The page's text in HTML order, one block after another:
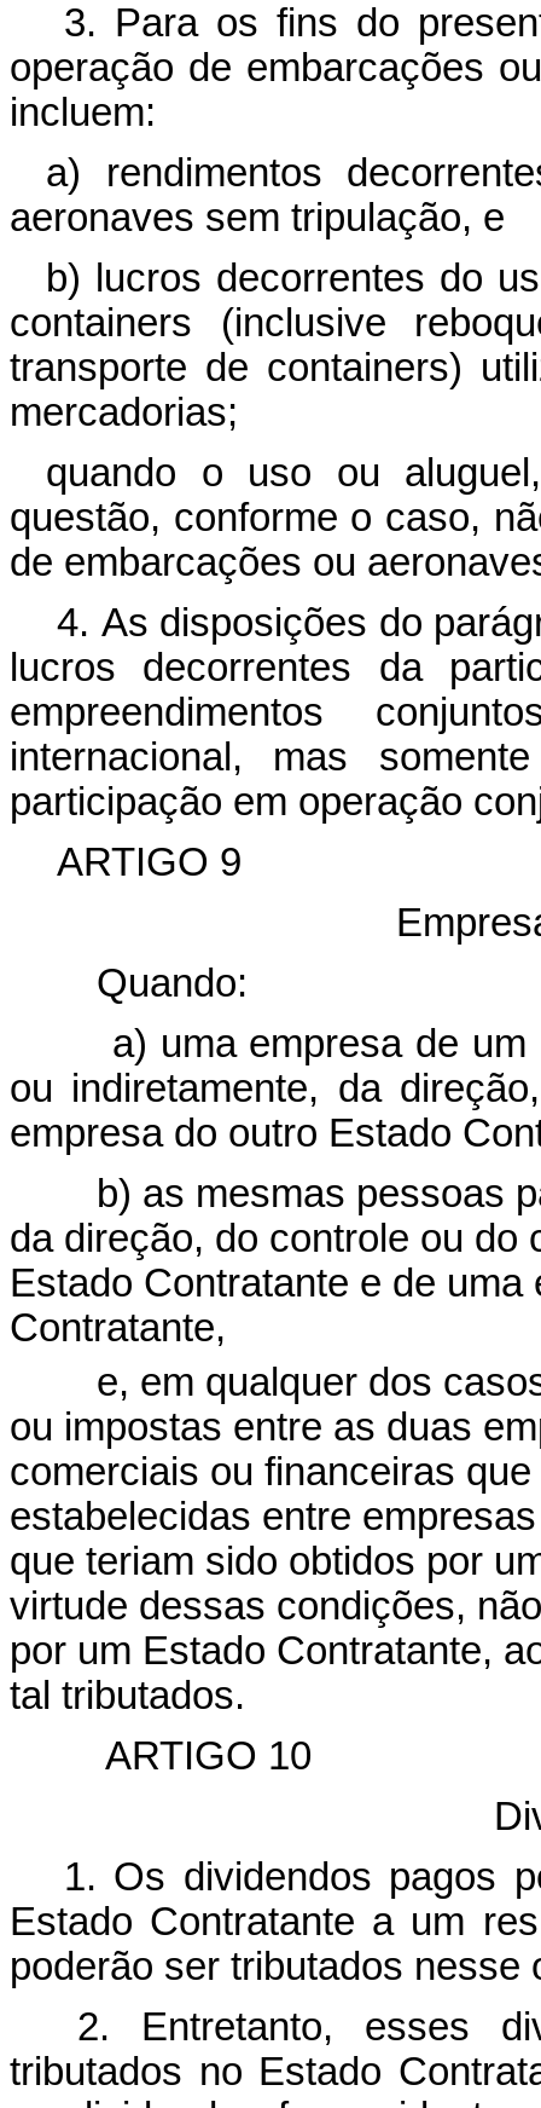
3. Para os fins do
operação de embarcações
incluem:
a) rendimentos
aeronaves sem tripulação, e
b) lucros decorrentes do
containers (inclusive
transporte de containers)
mercadorias;
quando o uso ou
questão, conforme o caso,
de embarcações ou
4. As disposições do
lucros decorrentes da
empreendimentos
internacional, mas
participação em operação
ARTIGO 9
Quando:
a) uma empresa de um
ou indiretamente, da
empresa do outro Estado
b) as mesmas pessoas
da direção, do controle ou do
Estado Contratante e de
Contratante,
e, em qualquer dos
ou impostas entre as duas
comerciais ou financeiras
estabelecidas entre
que teriam sido obtidos por
virtude dessas condições,
por um Estado Contratante,
tal tributados.
ARTIGO 10
1. Os dividendos pagos
Estado Contratante a um
poderão ser tributados nesse
2. Entretanto, esses
tributados no Estado